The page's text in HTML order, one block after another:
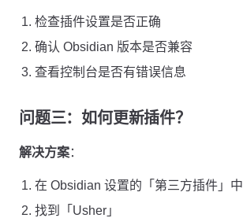
检查插件设置是否正确
确认 Obsidian 版本是否兼容
查看控制台是否有错误信息
问题三：如何更新插件？
解决方案：
在 Obsidian 设置的「第三方插件」中
找到「Usher」